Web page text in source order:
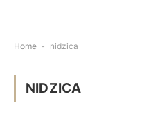
Home - nidzica
NIDZICA